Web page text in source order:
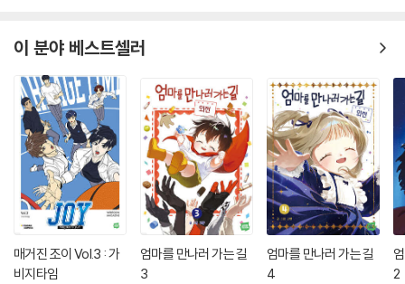
이 분야 베스트셀러
매거진 조이 Vol.3 : 가
비지타임
엄마를 만나러 가는 길
3
엄마를 만나러 가는 길
4
2